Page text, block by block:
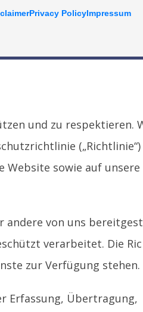
und zu respektieren.
Website sowie auf unsere
andere von uns
verarbeitet. Die
zur Verfügung stehen.
Erfassung, Übertragung,
Privacy PolicyImpressum